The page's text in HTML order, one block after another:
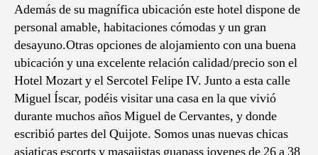
Además de su magnífica ubicación este hotel dispone de
personal amable, habitaciones cómodas y un gran
desayuno.Otras opciones de alojamiento con una buena
ubicación y una excelente relación calidad/precio son el
Hotel Mozart y el Sercotel Felipe IV. Junto a esta calle
Miguel Íscar, podéis visitar una casa en la que vivió
durante muchos años Miguel de Cervantes, y donde
escribió partes del Quijote. Somos unas nuevas chicas
asiaticas escorts y masajistas guapass jovenes de 26 a 38